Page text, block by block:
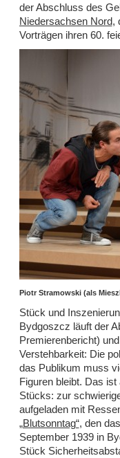
der Abschluss des
Niedersachsen Nord,
Vorträgen ihren 60.
Piotr Stramowski (als
Stück und
Bydgoszcz läuft der
Premierenbericht)
Verstehbarkeit: Die
das Publikum muss
Figuren bleibt. Das
Stücks: zur
aufgeladen mit
„Blutsonntag“, den
September 1939 in
Stück